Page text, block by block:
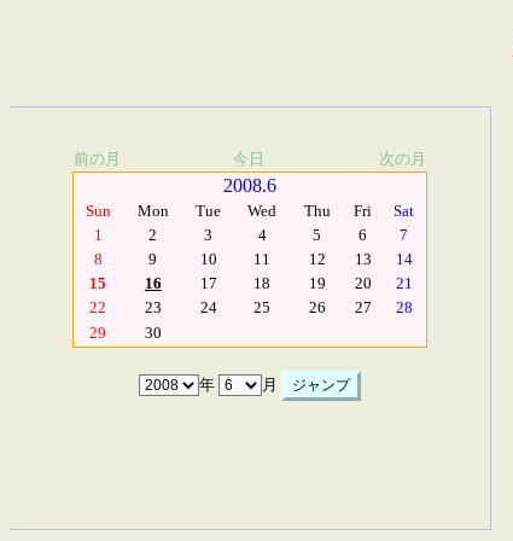
前の月 今日 次の月
2008.6
Sun Mon Tue Wed Thu Fri
Sat
1
2 3 4 5 6
7
8
9 10 11 12 13
14
15
16 17 18 19 20
21
22
23 24 25 26 27
28
29
30
年 月